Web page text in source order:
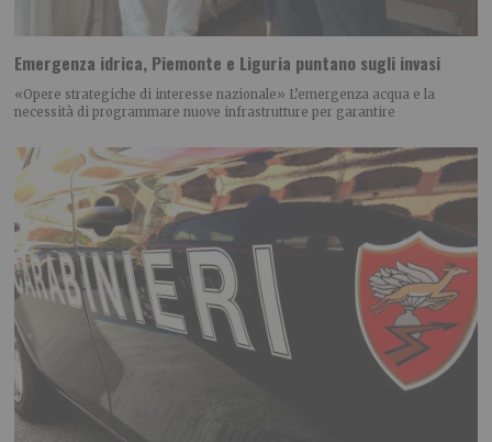
Emergenza idrica, Piemonte e Liguria puntano sugli invasi
«Opere strategiche di interesse nazionale» L’emergenza acqua e la
necessità di programmare nuove infrastrutture per garantire